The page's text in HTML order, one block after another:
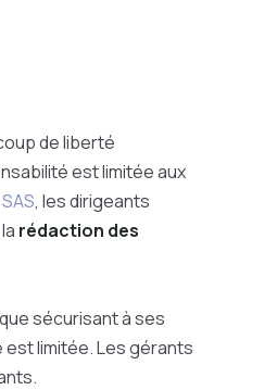
de liberté
est limitée aux
SAS, les dirigeants
rédaction des
sécurisant à ses
limitée. Les gérants